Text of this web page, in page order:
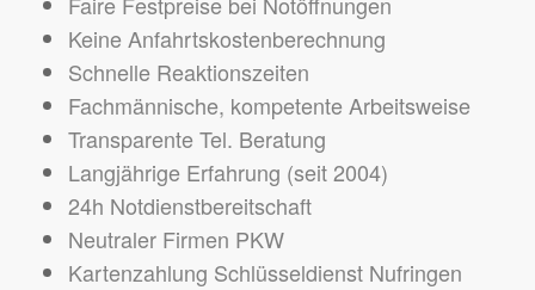
Keine Anfahrtskostenberechnung
Schnelle Reaktionszeiten
Fachmännische, kompetente Arbeitsweise
Transparente Tel. Beratung
Langjährige Erfahrung (seit 2004)
24h Notdienstbereitschaft
Neutraler Firmen PKW
Kartenzahlung Schlüsseldienst Nufringen